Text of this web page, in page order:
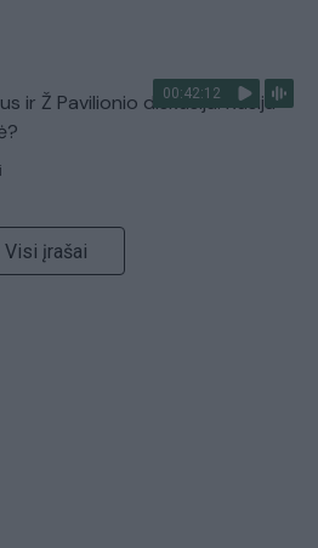
00:42:12
ir Ž Pavilionio diskusija: Rusija
Visi įrašai